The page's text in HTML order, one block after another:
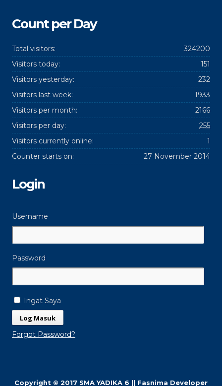
Count per Day
324200
Total visitors:
151
Visitors today:
232
Visitors yesterday:
1933
Visitors last week:
2166
Visitors per month:
255
Visitors per day:
1
Visitors currently online:
27 November 2014
Counter starts on:
Login
Username
Password
Ingat Saya
Forgot Password?
Copyright © 2017 SMA YADIKA 6 || Fasnima Developer